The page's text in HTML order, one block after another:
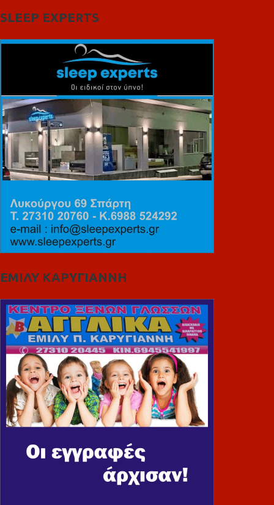
SLEEP EXPERTS
ΕΜΙΛΥ ΚΑΡΥΓΙΑΝΝΗ